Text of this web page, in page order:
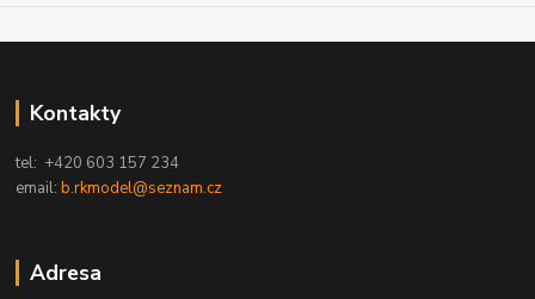
Kontakty
tel: +420 603 157 234
email:b.rkmodel@seznam.cz
Adresa